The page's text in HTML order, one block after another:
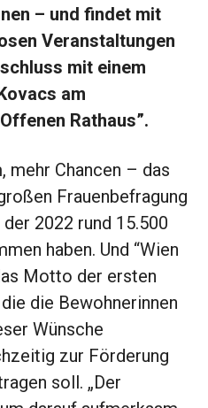
– und findet mit
Veranstaltungen
mit einem
am
Rathaus”.
mehr Chancen – das
Frauenbefragung
der 2022 rund 15.500
haben. Und “Wien
Motto der ersten
die Bewohnerinnen
Wünsche
zur Förderung
soll. „Der